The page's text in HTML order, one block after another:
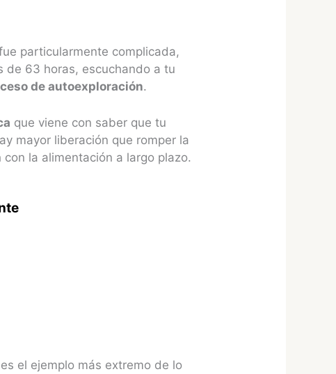
particularmente complicada,
de 63 horas, escuchando a tu
de autoexploración.
que viene con saber que tu
mayor liberación que romper la
la alimentación a largo plazo.
el ejemplo más extremo de lo